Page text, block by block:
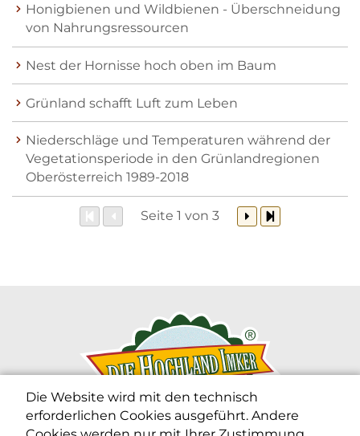
Honigbienen und Wildbienen - Überschneidung
von Nahrungsressourcen
Nest der Hornisse hoch oben im Baum
Grünland schafft Luft zum Leben
Niederschläge und Temperaturen während der
Vegetationsperiode in den Grünlandregionen
Oberösterreich 1989-2018
Seite 1 von 3
Die Website wird mit den technisch
erforderlichen Cookies ausgeführt. Andere